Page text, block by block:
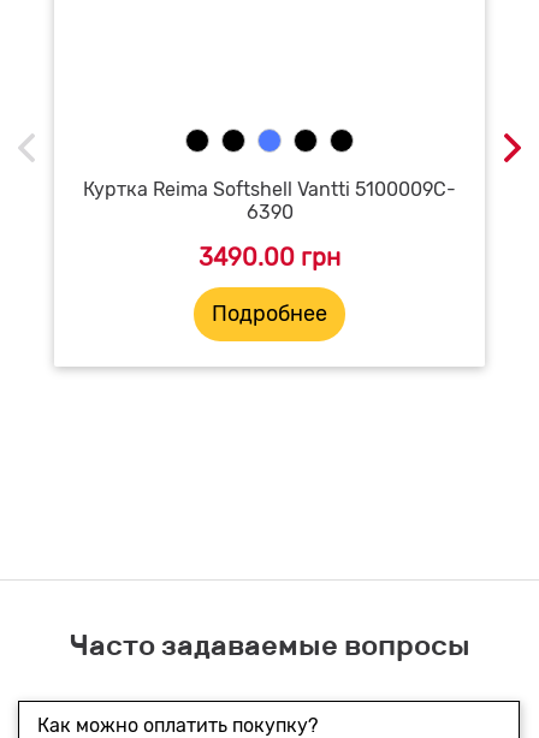
Куртка Reima Softshell Vantti 5100009C-
6390
3490.00 грн
Подробнее
Часто задаваемые вопросы
Как можно оплатить покупку?